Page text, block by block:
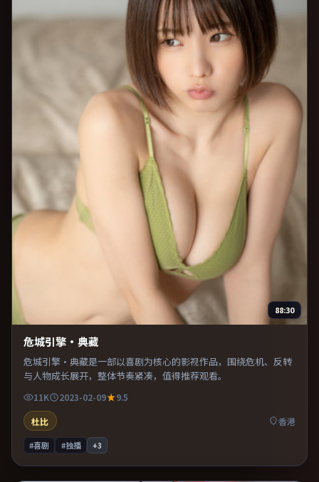
88:30
危城引擎·典藏
危城引擎·典藏是一部以喜剧为核心的影视作品，围绕危机、反转
与人物成长展开，整体节奏紧凑，值得推荐观看。
11K 2023-02-09
9.5
杜比
香港
#喜剧 #独播 +3